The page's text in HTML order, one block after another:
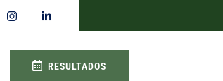
RESULTADOS